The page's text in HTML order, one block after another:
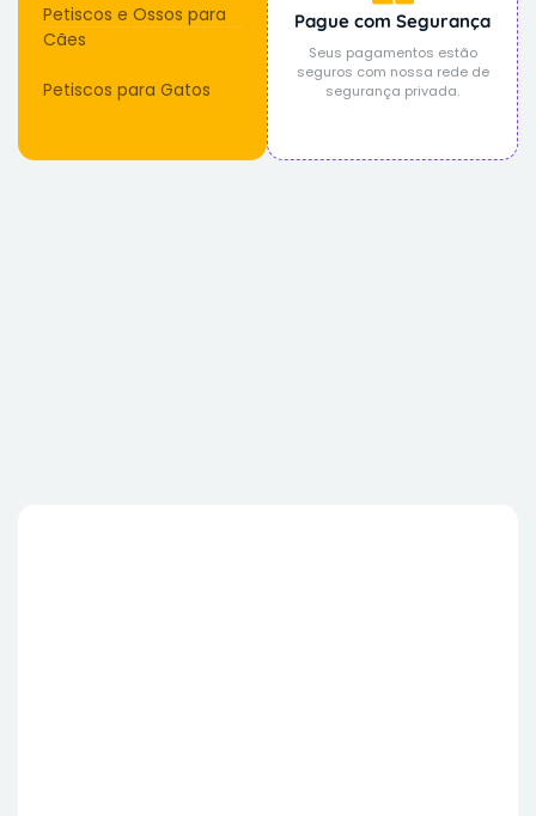
Petiscos e Ossos para
Cães
Petiscos para Gatos
Pague com Segurança
Seus pagamentos estão
seguros com nossa rede de
segurança privada.